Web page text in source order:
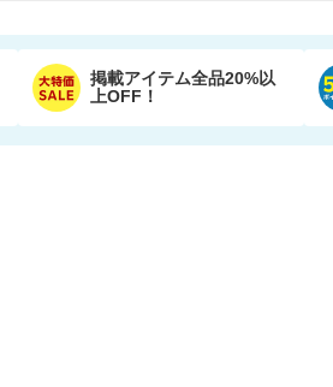
掲載アイテム全品20%以
上OFF！